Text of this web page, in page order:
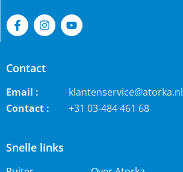
Snelle links
Contact
Email :
klantenservice@atorka.nl
Contact :
+31 03-484 461 68